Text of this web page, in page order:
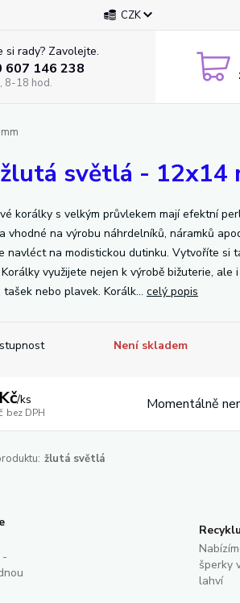
CZK
si rady? Zavolejte.
607 146 238
8-18 hod.
světlá - 12x14
korálky s velkým průvlekem mají efektní
vhodné na výrobu náhrdelníků, náramků
navléct na modistickou dutinku. Vytvoříte si
využijete nejen k výrobě bižuterie, ale
tašek nebo plavek. Korálk... celý popis
Není skladem
/ks
bez DPH Momentálně
žlutá světlá
-
šperky
lahví